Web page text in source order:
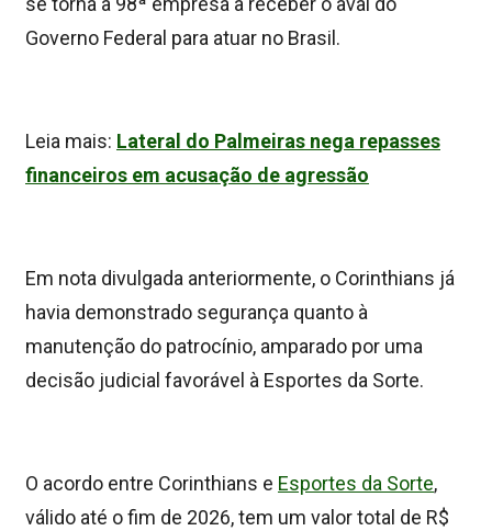
Governo Federal para atuar no Brasil.
Leia mais: Lateral do Palmeiras nega repasses
financeiros em acusação de agressão
Em nota divulgada anteriormente, o Corinthians já
havia demonstrado segurança quanto à
manutenção do patrocínio, amparado por uma
decisão judicial favorável à Esportes da Sorte.
O acordo entre Corinthians e Esportes da Sorte,
válido até o fim de 2026, tem um valor total de R$